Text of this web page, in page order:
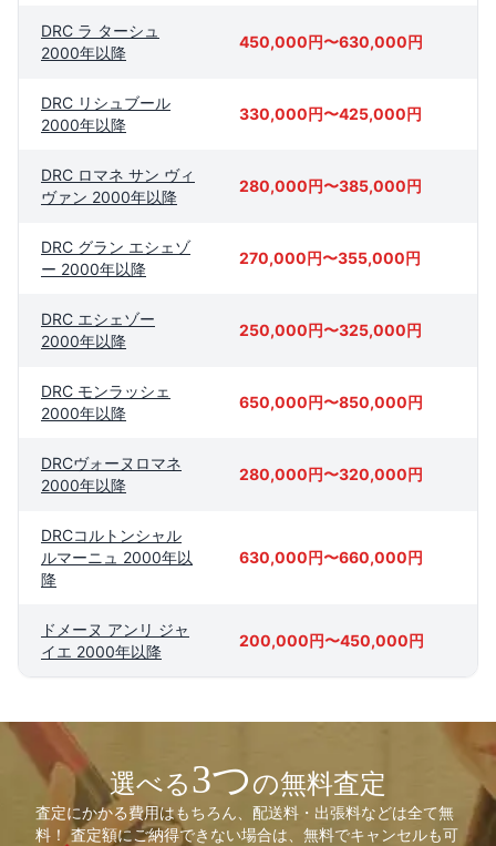
DRC ラ ターシュ
2000年以降
450,000円〜630,000円
DRC リシュブール
2000年以降
330,000円〜425,000円
DRC ロマネ サン ヴィ
ヴァン 2000年以降
280,000円〜385,000円
DRC グラン エシェゾ
ー 2000年以降
270,000円〜355,000円
DRC エシェゾー
2000年以降
250,000円〜325,000円
DRC モンラッシェ
2000年以降
650,000円〜850,000円
DRCヴォーヌロマネ
2000年以降
280,000円〜320,000円
DRCコルトンシャル
ルマーニュ 2000年以
降
630,000円〜660,000円
ドメーヌ アンリ ジャ
イエ 2000年以降
200,000円〜450,000円
選べる3つの無料査定
査定にかかる費用はもちろん、配送料・出張料などは全て無
料！ 査定額にご納得できない場合は、無料でキャンセルも可